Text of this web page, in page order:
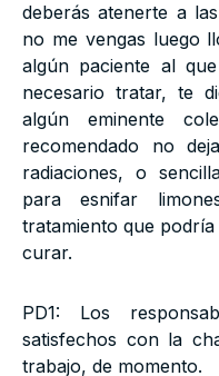
deberás atenerte a
no me vengas luego
algún paciente al
necesario tratar, te
algún eminente
recomendado no
radiaciones, o
para esnifar
tratamiento que
curar.
PD1: Los
satisfechos con la
trabajo, de momento.